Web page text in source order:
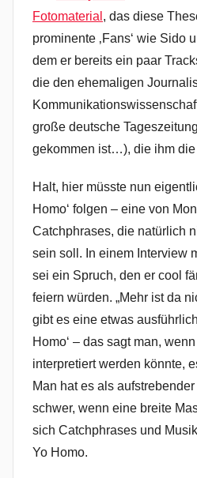
Fotomaterial , das diese
prominente ‚Fans‘ wie Sido
dem er bereits ein paar
die den ehemaligen
große deutsche
gekommen ist…), die ihm die
Halt, hier müsste nun
Homo‘ folgen – eine von
Catchphrases, die natürlich
sein soll. In einem Interview
sei ein Spruch, den er cool
feiern würden. „Mehr ist da
gibt es eine etwas
Homo‘ – das sagt man,
interpretiert werden könnte,
Man hat es als
schwer, wenn eine breite
sich Catchphrases und
Yo Homo.